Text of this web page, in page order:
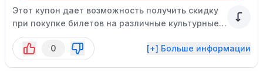
Этот купон дает возможность получить скидку
при покупке билетов на различные культурные
мероприятия, за исключением кинопоказов.
Действует при заказе от 3500 рублей.
Специальное предложение ограничено по
0 [+] Больше информации